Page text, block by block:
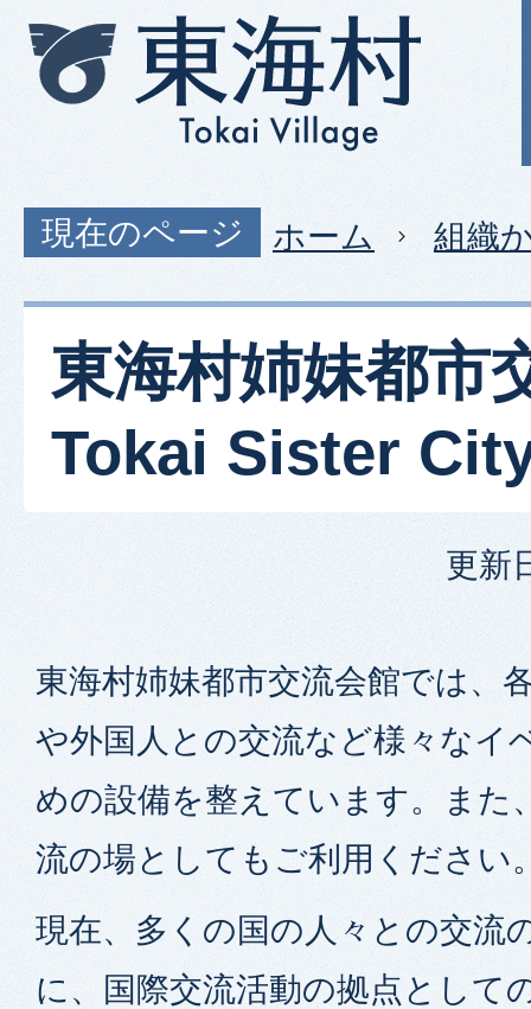
現在のページ ホーム 組織
東海村姉妹都市
Tokai Sister
更新
東海村姉妹都市交流会館では、
や外国人との交流など様々なイ
めの設備を整えています。また
流の場としてもご利用ください
現在、多くの国の人々との交流
に、国際交流活動の拠点として